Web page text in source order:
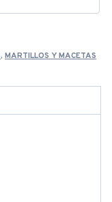
, MARTILLOS Y MACETAS